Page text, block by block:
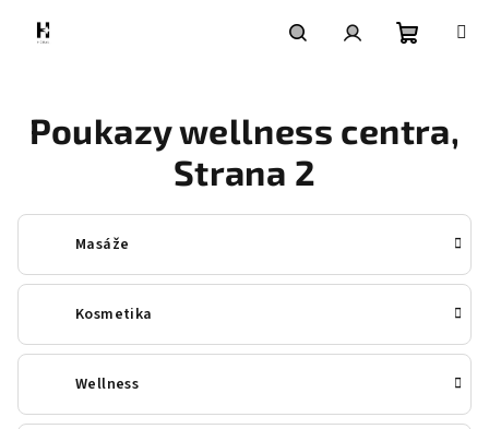
košík
Poukazy wellness centra,
Strana 2
Masáže
Kosmetika
Wellness